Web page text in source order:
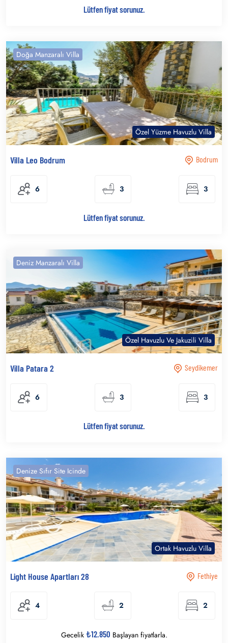
Lütfen fiyat sorunuz.
Doğa Manzaralı Villa
Özel Yüzme Havuzlu Villa
Bodrum
Villa Leo Bodrum
6 3 3
Lütfen fiyat sorunuz.
Deniz Manzaralı Villa
Özel Havuzlu Ve Jakuzili Villa
Seydikemer
Villa Patara 2
6 3 3
Lütfen fiyat sorunuz.
Denize Sıfır Site Icinde
Ortak Havuzlu Villa
Fethiye
Light House Apartları 28
4 2 2
Gecelik ₺12.850 Başlayan fiyatlarla.